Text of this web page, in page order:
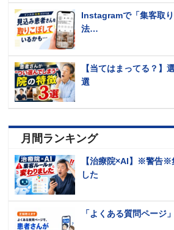
Instagramで「集客取
法…
【当てはまってる？】
選
月間ランキング
【治療院×AI】※警告※
した
「よくある質問ページ